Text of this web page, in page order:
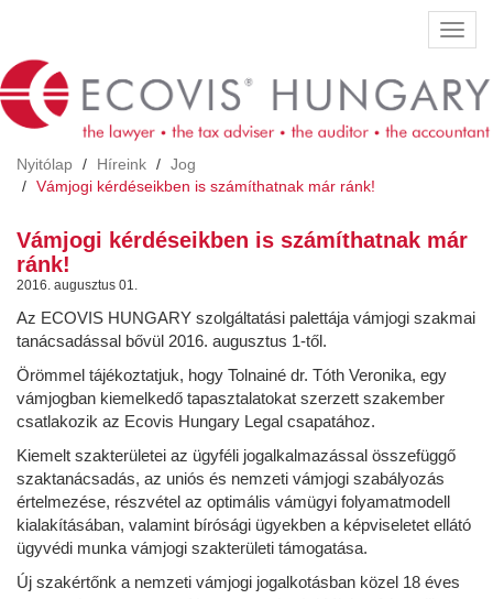
Nyitólap Híreink
Jog
Vámjogi kérdéseikben is számíthatnak már ránk!
Vámjogi kérdéseikben is számíthatnak már
ránk!
2016. augusztus 01.
Az ECOVIS HUNGARY szolgáltatási palettája vámjogi szakmai
tanácsadással bővül 2016. augusztus 1-től.
Örömmel tájékoztatjuk, hogy Tolnainé dr. Tóth Veronika, egy
vámjogban kiemelkedő tapasztalatokat szerzett szakember
csatlakozik az Ecovis Hungary Legal csapatához.
Kiemelt szakterületei az ügyféli jogalkalmazással összefüggő
szaktanácsadás, az uniós és nemzeti vámjogi szabályozás
értelmezése, részvétel az optimális vámügyi folyamatmodell
kialakításában, valamint bírósági ügyekben a képviseletet ellátó
ügyvédi munka vámjogi szakterületi támogatása.
Új szakértőnk a nemzeti vámjogi jogalkotásban közel 18 éves